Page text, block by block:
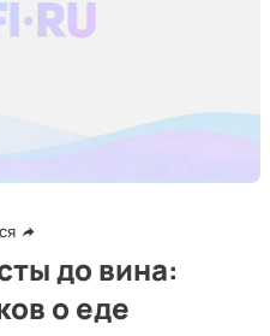
до вина:
о еде